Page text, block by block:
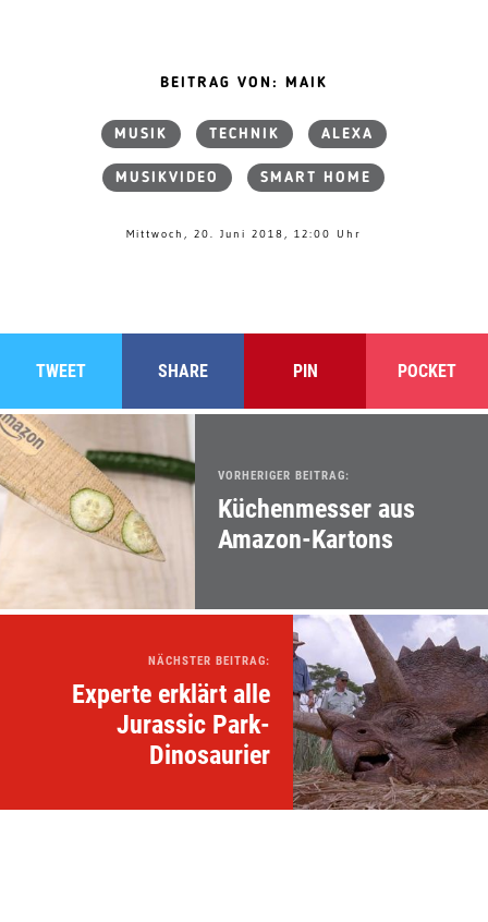
BEITRAG VON: MAIK
MUSIK TECHNIK ALEXA
MUSIKVIDEO SMART HOME
Mittwoch, 20. Juni 2018, 12:00 Uhr
TWEET SHARE PIN POCKET
VORHERIGER BEITRAG:
Küchenmesser aus
Amazon-Kartons
NÄCHSTER BEITRAG:
Experte erklärt alle
Jurassic Park-
Dinosaurier